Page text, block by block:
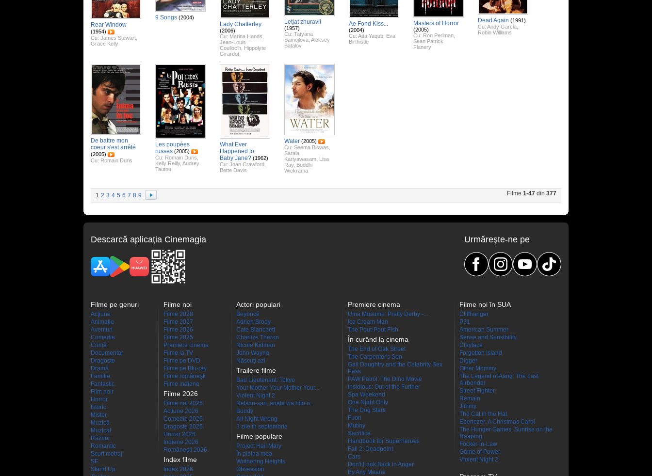
Rear Window
(1954)
Cu: James Stewart
Grace Kelly
9 Songs (2004)
Lady Chatterley
(2006)
Cu: Marina Hands
Jean-Louis
Coulloc'h Hippolyte
Girardot
Letjat zhuravli
(1957)
Cu: Tatyana
Samojlova Aleksey
Batalov
Ae Fond Kiss...
(2004)
Cu: Atta Yaqub Eva
Birthistle
Masters of Horror
(2005)
Cu: Ron Perlman
Sean Patrick
Flanery
Dead Again (1991)
Cu: Andy Garcia
Robin Williams
De battre mon
coeur s'est arrêté
(2005)
Cu: Romain Duris
Les poupées
russes (2005)
Cu: Romain Duris
Kelly Reilly, Audrey
Tautou
What Ever
Happened to
Baby Jane? (1962)
Cu: Joan Crawford
Bette Davis
Water (2005)
Cu: Seema Biswas
Sarala
Kariyawasam Lisa
Ray, Buddhi
Wickrama
1 2 3 4 5 6 7 8 9 Filme 1-47 din 377
Descarcă aplicaţia Cinemagia Urmăreşte-ne pe
Filme pe genuri
Acţiune
Animaţie
Aventuri
Comedie
Crimă
Documentar
Dragoste
Dramă
Familie
Fantastic
Film noir
Horror
Istoric
Mister
Muzică
Muzical
Război
Romantic
Scurt metraj
SF
Stand Up
Filme noi
Filme 2028
Filme 2027
Filme 2026
Filme 2025
Premiere cinema
Filme la TV
Filme pe DVD
Filme pe Blu-ray
Filme româneşti
Filme indiene
Filme 2026
Filme noi 2026
Actiune 2026
Comedie 2026
Dragoste 2026
Horror 2026
Indiene 2026
Româneşti 2026
Index filme
Index 2026
Actori populari
Beyoncé
Adrien Brody
Cate Blanchett
Charlize Theron
Nicole Kidman
John Wayne
Născuţi azi
Trailere filme
Bad Lieutenant: Tokyo
Your Mother Your Mother Your...
Violent Night 2
Nelson-san, anata wa hito o...
Buddy
All Night Wrong
3 zile în septembrie
Filme populare
Project Hail Mary
În pielea mea
Wuthering Heights
Obsession
Premiere cinema
Uma Musume: Pretty Derby -...
Ice Cream Man
The Pout-Pout Fish
În curând la cinema
The End of Oak Street
The Carpenter's Son
Gail Daughtry and the Celebrity Sex
Pass
PAW Patrol: The Dino Movie
Insidious: Out of the Further
Spa Weekend
One Night Only
The Dog Stars
Fuori
Mutiny
Sacrifice
Handbook for Superheroes
Fall 2: Deadpoint
Cars
Don't Look Back in Anger
By Any Means
Filme noi în SUA
Cliffhanger
P31
American Summer
Sense and Sensibility
Clayface
Forgotten Island
Digger
Other Mommy
The Legend of Aang: The Last
Airbender
Street Fighter
Remain
Jimmy
The Cat in the Hat
Ebenezer: A Christmas Carol
The Hunger Games: Sunrise on the
Reaping
Focker-in-Law
Game of Power
Violent Night 2